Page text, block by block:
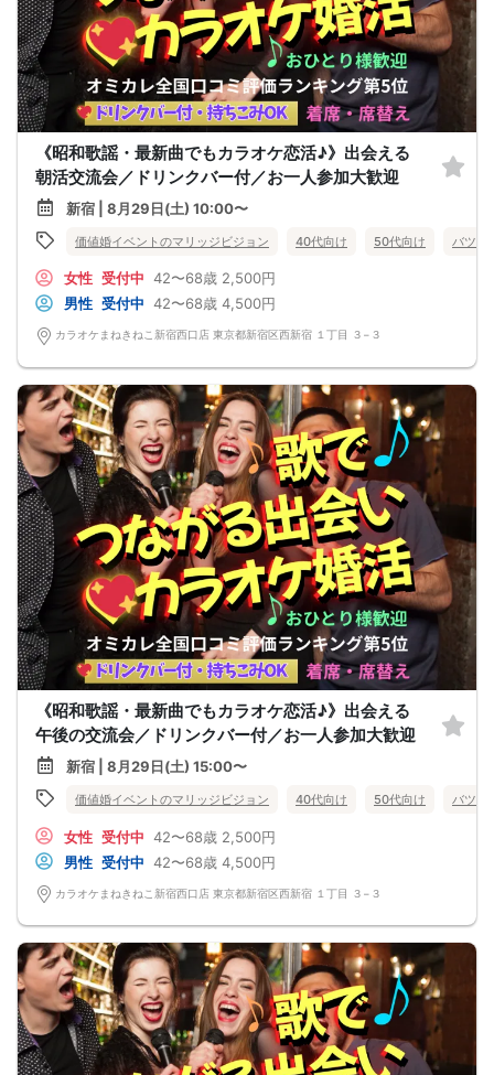
《昭和歌謡・最新曲でもカラオケ恋活♪》出会える
朝活交流会／ドリンクバー付／お一人参加大歓迎
新宿 | 8月29日(土) 10:00〜
価値婚イベントのマリッジビジョン 40代向け 50代向け バツイ
女性 受付中 42〜68歳 2,500円
男性 受付中 42〜68歳 4,500円
カラオケまねきねこ新宿西口店 東京都新宿区西新宿 １丁目 ３−３
《昭和歌謡・最新曲でもカラオケ恋活♪》出会える
午後の交流会／ドリンクバー付／お一人参加大歓迎
新宿 | 8月29日(土) 15:00〜
価値婚イベントのマリッジビジョン 40代向け 50代向け バツイ
女性 受付中 42〜68歳 2,500円
男性 受付中 42〜68歳 4,500円
カラオケまねきねこ新宿西口店 東京都新宿区西新宿 １丁目 ３−３